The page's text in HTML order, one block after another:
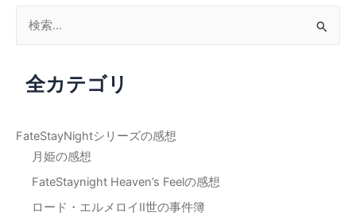
象全カテゴリ
FateStayNightシリーズの感想
月姫の感想
FateStaynight Heaven’s Feelの感想
ロード・エルメロイII世の事件簿